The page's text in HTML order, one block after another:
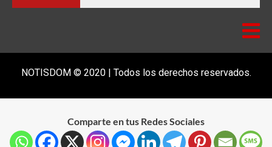
NOTISDOM © 2020 | Todos los derechos reservados.
Comparte en tus Redes Sociales